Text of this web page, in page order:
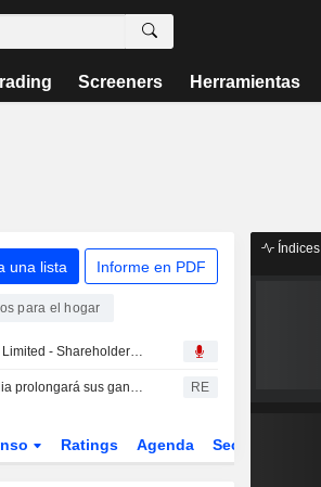
Screeners Herramientas
una lista Informe en PDF
para el hogar
Jyothy Labs Limited - Shareholder/Analyst Call
La bolsa india prolongará sus ganancias tras el acuerdo de paz entre Estados Unidos e Irán RE
Ratings Agenda Sector
Índices